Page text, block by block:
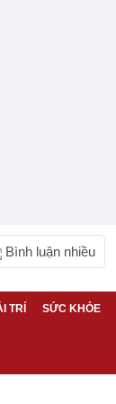
Bình luận nhiều
TRÍ SỨC KHỎE